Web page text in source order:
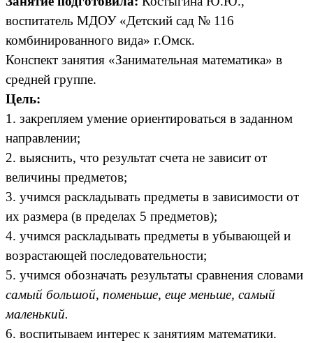
воспитатель МДОУ «Детский сад № 116
комбинированного вида» г.Омск.
Конспект занятия «Занимательная математика» в
средней группе.
Цель:
1. закрепляем умение ориентироваться в заданном
направлении;
2. выяснить, что результат счета не зависит от
величины предметов;
3. учимся раскладывать предметы в зависимости от
их размера (в пределах 5 предметов);
4. учимся раскладывать предметы в убывающей и
возрастающей последовательности;
5. учимся обозначать результаты сравнения словами
самый большой, поменьше, еще меньше, самый
маленький.
6. воспитываем интерес к занятиям математики.